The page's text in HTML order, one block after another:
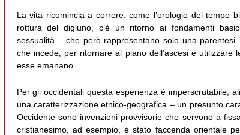
La vita ricomincia a correre, come l’orologio del tempo
rottura del digiuno, c’è un ritorno ai fondamenti
sessualità – che però rappresentano solo una
che incede, per ritornare al piano dell’ascesi e
esse emanano.
Per gli occidentali questa esperienza è imperscrutabile,
una caratterizzazione etnico-geografica – un presunto
Occidente sono invenzioni provvisorie che servono a
cristianesimo, ad esempio, è stato faccenda orientale